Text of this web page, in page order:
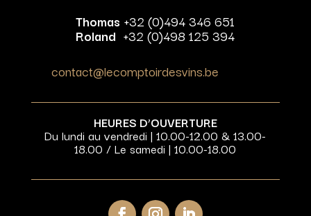
Thomas +32 (0)494 346 651
Roland +32 (0)498 125 394
contact@lecomptoirdesvins.be
HEURES D’OUVERTURE
Du lundi au vendredi | 10.00-12.00 & 13.00-
18.00 / Le samedi | 10.00-18.00